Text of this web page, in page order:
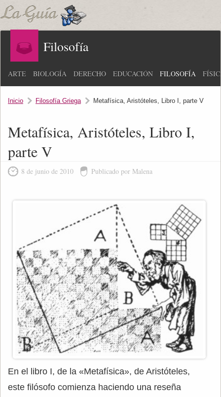
Filosofía
ARTE BIOLOGÍA DERECHO EDUCACIÓN FILOSOFÍA
Inicio Filosofía Griega Metafísica, Aristóteles, Libro I, parte V
Metafísica, Aristóteles, Libro I,
parte V
8 de junio de 2010 Publicado por Malena
En el libro I, de la «Metafísica», de Aristóteles,
este filósofo comienza haciendo una reseña